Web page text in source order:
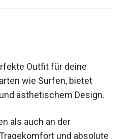
Outfit für deine
wie Surfen, bietet
ästhetischem Design.
als auch an der
und